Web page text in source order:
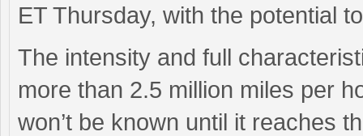
ET Thursday, with the potential
The intensity and full
more than 2.5 million miles per
won’t be known until it reaches